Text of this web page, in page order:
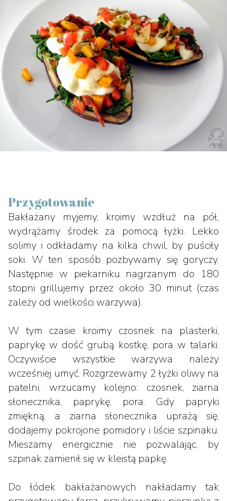
Przygotowanie
Bakłażany myjemy, kroimy wzdłuż na pół,
wydrążamy środek za pomocą łyżki. Lekko
solimy i odkładamy na kilka chwil, by puściły
soki. W ten sposób pozbywamy się goryczy.
Następnie w piekarniku nagrzanym do 180
stopni grillujemy przez około 30 minut (czas
zależy od wielkości warzywa).
W tym czasie kroimy czosnek na plasterki,
paprykę w dość grubą kostkę, pora w talarki.
Oczywiście wszystkie warzywa należy
wcześniej umyć. Rozgrzewamy 2 łyżki oliwy na
patelni, wrzucamy kolejno: czosnek, ziarna
słonecznika, paprykę, pora. Gdy papryki
zmiękną, a ziarna słonecznika uprażą się,
dodajemy pokrojone pomidory i liście szpinaku.
Mieszamy energicznie nie pozwalając, by
szpinak zamienił się w kleistą papkę.
Do łódek bakłażanowych nakładamy tak